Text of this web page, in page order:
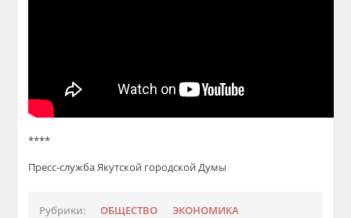
****
Пресс-служба Якутской городской Думы
Рубрики: ОБЩЕСТВО ЭКОНОМИКА